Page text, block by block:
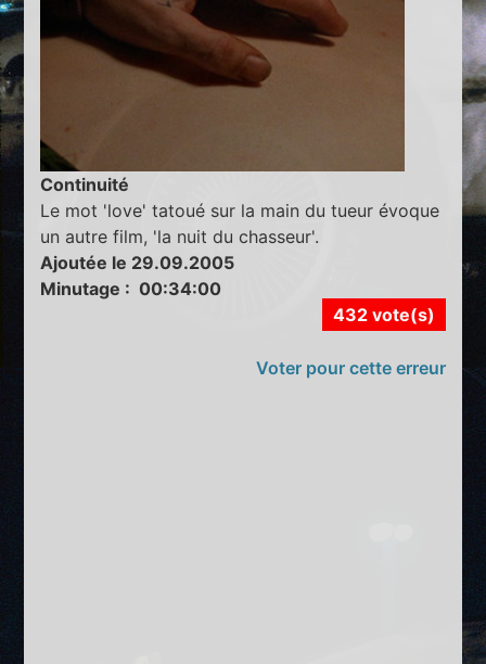
Continuité
Le mot 'love' tatoué sur la main du tueur évoque
un autre film, 'la nuit du chasseur'.
Ajoutée le 29.09.2005
Minutage : 00:34:00
432 vote(s)
Voter pour cette erreur